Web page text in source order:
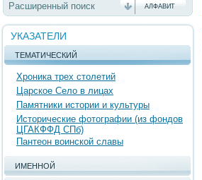
Расширенный поиск АЛФАВИТ
УКАЗАТЕЛИ
ТЕМАТИЧЕСКИЙ
Хроника трех столетий
Царское Село в лицах
Памятники истории и культуры
Исторические фотографии (из фондов
ЦГАКФФД СПб)
Пантеон воинской славы
ИМЕННОЙ